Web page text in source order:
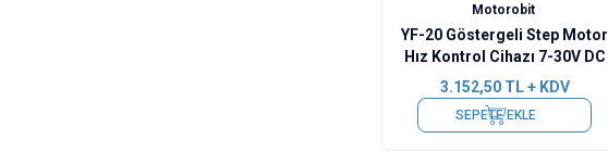
Motorobit
YF-20 Göstergeli Step Motor
Hız Kontrol Cihazı 7-30V DC
3.152,50TL + KDV
SEPETE EKLE